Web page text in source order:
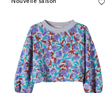
Nouvelle saison